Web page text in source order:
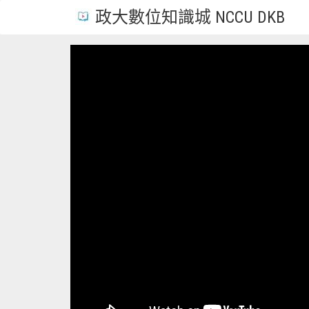
政大數位知識城 NCCU DKB